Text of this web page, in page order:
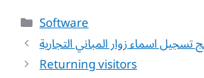
Categories
Software
تسجيل اسماء زوار المباني التجارية
Returning visitors